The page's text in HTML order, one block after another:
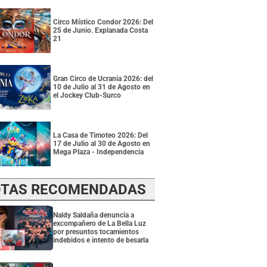
Circo Místico Condor 2026: Del
25 de Junio. Explanada Costa
21
Gran Circo de Ucrania 2026: del
10 de Julio al 31 de Agosto en
el Jockey Club-Surco
La Casa de Timoteo 2026: Del
17 de Julio al 30 de Agosto en
Mega Plaza - Independencia
RECOMENDADAS
Naldy Saldaña denuncia a
excompañero de La Bella Luz
por presuntos tocamientos
indebidos e intento de besarla